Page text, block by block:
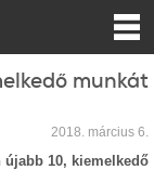
munkát
2018. március 6.
10, kiemelkedő